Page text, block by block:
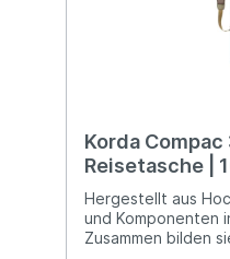
Korda Compac
Reisetasche |
Hergestellt aus
und Komponenten
Zusammen bilden